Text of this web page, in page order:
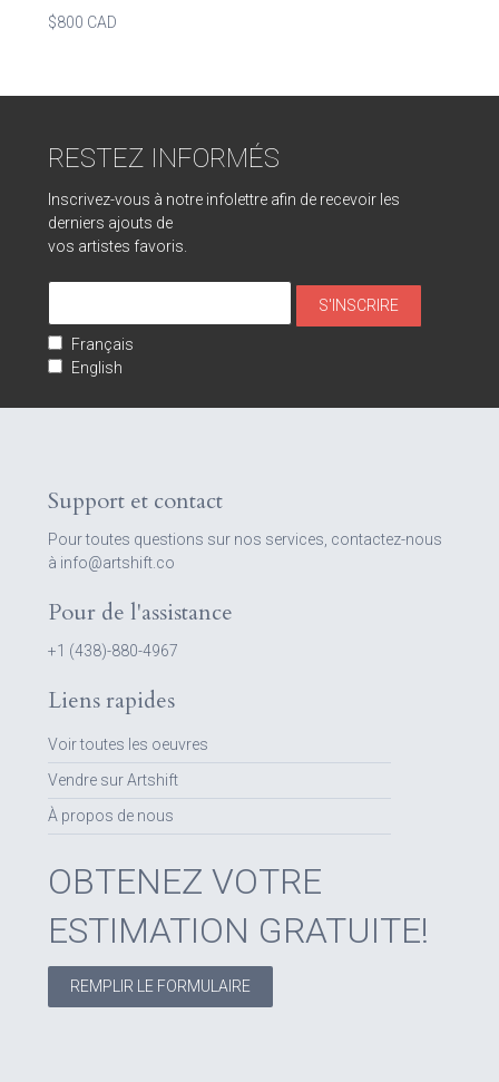
$800 CAD
RESTEZ INFORMÉS
Inscrivez-vous à notre infolettre afin de recevoir les
derniers ajouts de
vos artistes favoris.
Français
English
Support et contact
Pour toutes questions sur nos services, contactez-nous
à info@artshift.co
Pour de l'assistance
+1 (438)-880-4967
Liens rapides
Voir toutes les oeuvres
Vendre sur Artshift
À propos de nous
OBTENEZ VOTRE
ESTIMATION GRATUITE!
REMPLIR LE FORMULAIRE